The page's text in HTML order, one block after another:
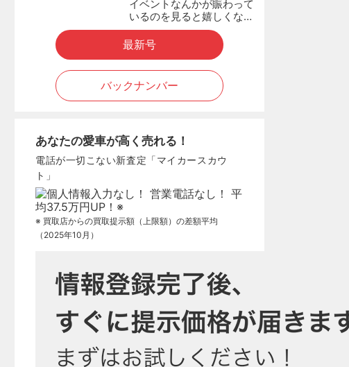
イベントなんかが賑わって
いるのを見ると嬉しくな…
最新号
バックナンバー
あなたの愛車が高く売れる！
電話が一切こない新査定「マイカースカウ
ト」
※ 買取店からの買取提示額（上限額）の差額平均
（2025年10月）